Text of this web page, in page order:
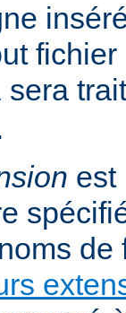
sera
est
de